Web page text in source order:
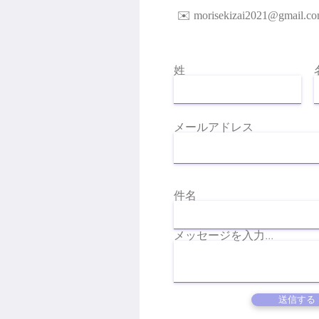
​✉️
姓
メールアドレス
件名
メッセージを入力...
送信する